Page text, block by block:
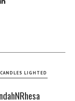
LIGHTED